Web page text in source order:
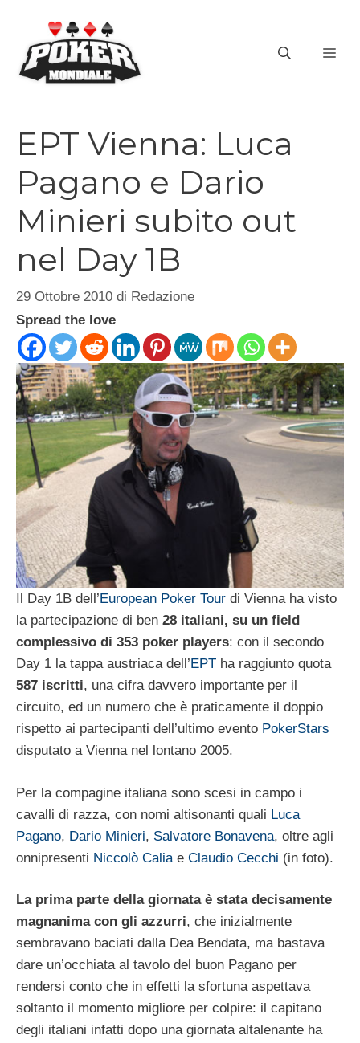
contenuto
EPT Vienna: Luca
Pagano e Dario
Minieri subito out
nel Day 1B
29 Ottobre 2010 di Redazione
Spread the love
Il Day 1B dell’ European Poker Tour di Vienna ha visto
la partecipazione di ben 28 italiani, su un field
complessivo di 353 poker players: con il secondo
Day 1 la tappa austriaca dell’ EPT ha raggiunto quota
587 iscritti, una cifra davvero importante per il
circuito, ed un numero che è praticamente il doppio
rispetto ai partecipanti dell’ultimo evento PokerStars
disputato a Vienna nel lontano 2005.
Per la compagine italiana sono scesi in campo i
cavalli di razza, con nomi altisonanti quali Luca
Pagano, Dario Minieri, Salvatore Bonavena, oltre agli
onnipresenti Niccolò Calia e Claudio Cecchi (in foto).
La prima parte della giornata è stata decisamente
magnanima con gli azzurri, che inizialmente
sembravano baciati dalla Dea Bendata, ma bastava
dare un’occhiata al tavolo del buon Pagano per
rendersi conto che in effetti la sfortuna aspettava
soltanto il momento migliore per colpire: il capitano
degli italiani infatti dopo una giornata altalenante ha